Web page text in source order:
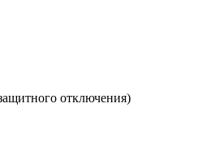
отключения)